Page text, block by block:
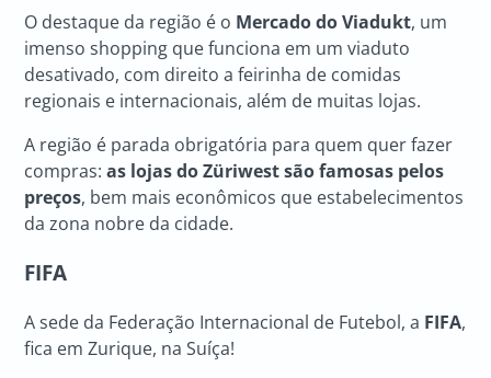
O destaque da região é o Mercado do Viadukt, um
imenso shopping que funciona em um viaduto
desativado, com direito a feirinha de comidas
regionais e internacionais, além de muitas lojas.
A região é parada obrigatória para quem quer fazer
compras:as lojas do Züriwest são famosas pelos
preços, bem mais econômicos que estabelecimentos
da zona nobre da cidade.
FIFA
A sede da Federação Internacional de Futebol, a FIFA,
fica em Zurique, na Suíça!